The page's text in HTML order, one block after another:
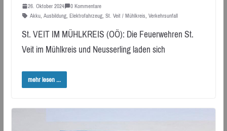
26. Oktober 2024
0 Kommentare
Akku, Ausbildung, Elektrofahrzeug, St. Veit / Mühlkreis, Verkehrsunfall
St. VEIT IM MÜHLKREIS (OÖ): Die Feuerwehren St.
Veit im Mühlkreis und Neusserling laden sich
mehr lesen ...